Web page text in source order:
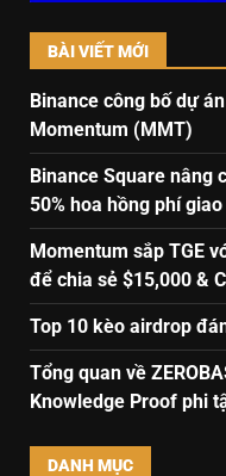
BÀI VIẾT MỚI
Binance công bố dự
Momentum (MMT)
Binance Square nâng
50% hoa hồng phí
Momentum sắp TGE
để chia sẻ $15,000 &
Top 10 kèo airdrop
Tổng quan về
Knowledge Proof phi
DANH MỤC